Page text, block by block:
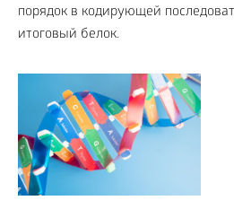
порядок в кодирующей
итоговый белок.